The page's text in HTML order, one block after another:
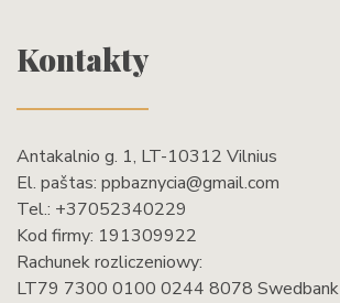
Kontakty
Antakalnio g. 1, LT-10312 Vilnius
El. paštas: ppbaznycia@gmail.com
Tel.: +37052340229
Kod firmy: 191309922
Rachunek rozliczeniowy:
LT79 7300 0100 0244 8078 Swedbank